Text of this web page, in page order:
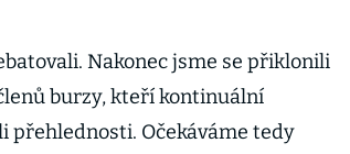
Nakonec jsme se přiklonili
burzy, kteří kontinuální
přehlednosti. Očekáváme tedy